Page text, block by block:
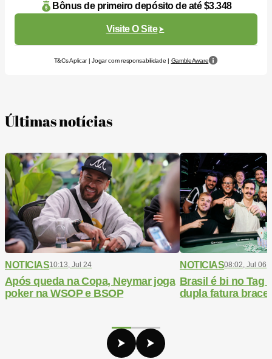
Bônus de primeiro depósito de até $3.348
Visite O Site
T&Cs Aplicar | Jogar com responsabilidade | GambleAware
Últimas notícias
NOTICIAS10:13, Jul 24
Após queda na Copa, Neymar joga
poker na WSOP e BSOP
NOTICIAS08:02, Jul 06
Brasil é bi no Tag
dupla fatura